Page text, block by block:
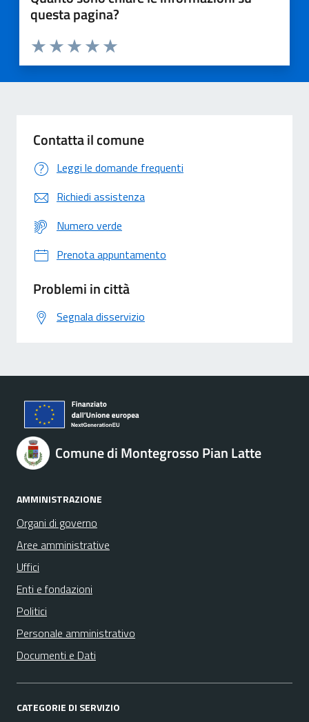
questa pagina?
Valuta 5 stelle su 5
Valuta 4 stelle su 5
Valuta 3 stelle su 5
Valuta 2 stelle su 5
Valuta 1 stelle su 5
Contatta il comune
Leggi le domande frequenti
Richiedi assistenza
Numero verde
Prenota appuntamento
Problemi in città
Segnala disservizio
Comune di Montegrosso Pian Latte
AMMINISTRAZIONE
Organi di governo
Aree amministrative
Uffici
Enti e fondazioni
Politici
Personale amministrativo
Documenti e Dati
CATEGORIE DI SERVIZIO